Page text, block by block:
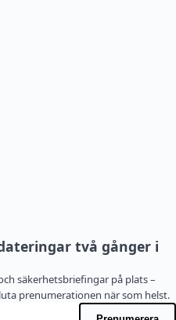
två gånger i
säkerhetsbriefingar på plats –
prenumerationen när som helst.